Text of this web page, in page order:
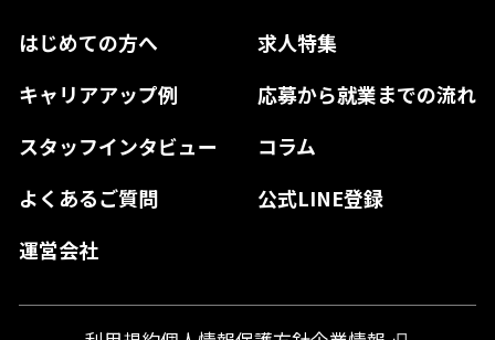
はじめての方へ
求人特集
キャリアアップ例
応募から就業までの流れ
スタッフインタビュー
コラム
よくあるご質問
公式LINE登録
運営会社
奈良県
和歌山県
島根県
山口県
高知県
徳島県
熊本県
宮崎県